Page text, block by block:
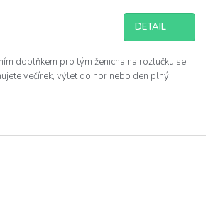
DETAIL
doplňkem pro tým ženicha na rozlučku se
večírek, výlet do hor nebo den plný